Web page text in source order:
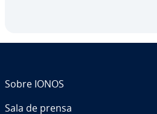
Sobre IONOS
Sala de prensa